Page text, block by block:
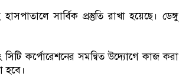
সার্বিক প্রস্তুতি রাখা হয়েছে। ডেঙ্গু
সিটি কর্পোরেশনের সমন্বিত উদ্যোগে কাজ করা
হবে।